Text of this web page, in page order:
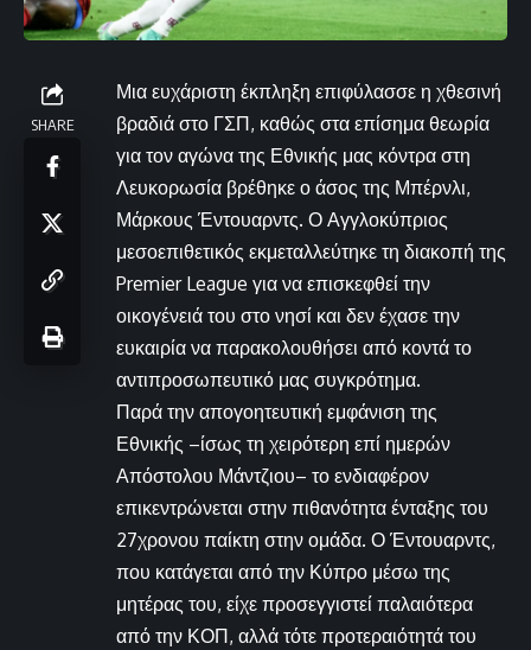
SHARE
Μια ευχάριστη έκπληξη επιφύλασσε η χθεσινή
βραδιά στο ΓΣΠ, καθώς στα επίσημα θεωρία
για τον αγώνα της Εθνικής μας κόντρα στη
Λευκορωσία βρέθηκε ο άσος της Μπέρνλι,
Μάρκους Έντουαρντς. Ο Αγγλοκύπριος
μεσοεπιθετικός εκμεταλλεύτηκε τη διακοπή της
Premier League για να επισκεφθεί την
οικογένειά του στο νησί και δεν έχασε την
ευκαιρία να παρακολουθήσει από κοντά το
αντιπροσωπευτικό μας συγκρότημα.
Παρά την απογοητευτική εμφάνιση της
Εθνικής –ίσως τη χειρότερη επί ημερών
Απόστολου Μάντζιου– το ενδιαφέρον
επικεντρώνεται στην πιθανότητα ένταξης του
27χρονου παίκτη στην ομάδα. Ο Έντουαρντς,
που κατάγεται από την Κύπρο μέσω της
μητέρας του, είχε προσεγγιστεί παλαιότερα
από την ΚΟΠ, αλλά τότε προτεραιότητά του